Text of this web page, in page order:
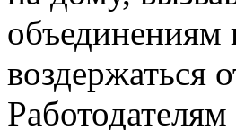
объединениям
воздержаться